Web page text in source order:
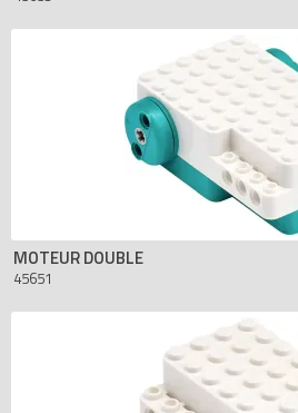
MOTEUR DOUBLE
45651